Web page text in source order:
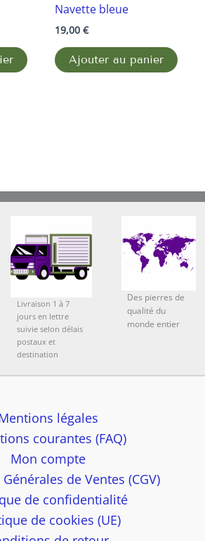
Navette bleue
19,00 €
Ajouter au panier
Livraison 1 à 7
jours en lettre
suivie selon délais
postaux et
destination
Des pierres de
qualité du
monde entier
légales
courantes (FAQ)
Mon compte
de Ventes (CGV)
de confidentialité
de cookies (UE)